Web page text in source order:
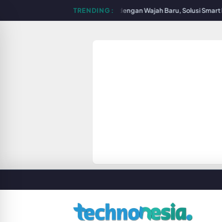
TRENDING :
Surabaya Hadir dengan Wajah Baru, Solusi Smart Lighting untuk